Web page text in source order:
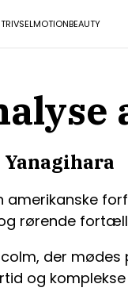
TRIVSELMOTIONBEAUTY
rørende
der
og